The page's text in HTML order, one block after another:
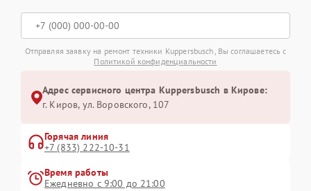
Отправляя заявку на ремонт техники Kuppersbusch, Вы соглашаетесь с
Политикой конфиденциальности
Адрес сервисного центра Kuppersbusch в Кирове:
г. Киров, ул. Воровского, 107
Горячая линия
+7 (833) 222-10-31
Время работы
Ежедневно с 9:00 до 21:00